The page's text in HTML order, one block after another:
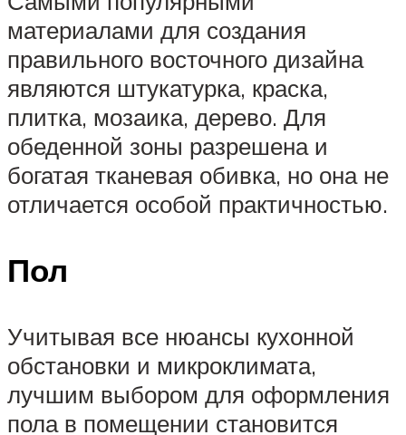
материалами для создания
правильного восточного дизайна
являются штукатурка, краска,
плитка, мозаика, дерево. Для
обеденной зоны разрешена и
богатая тканевая обивка, но она не
отличается особой практичностью.
Пол
Учитывая все нюансы кухонной
обстановки и микроклимата,
лучшим выбором для оформления
пола в помещении становится